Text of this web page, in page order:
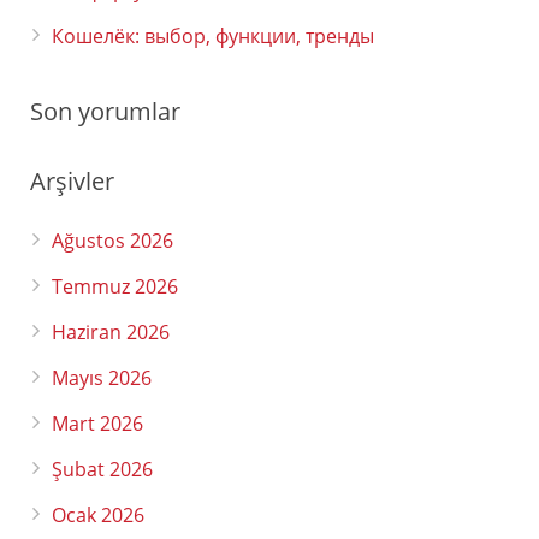
Кошелёк: выбор, функции, тренды
Son yorumlar
Arşivler
Ağustos 2026
Temmuz 2026
Haziran 2026
Mayıs 2026
Mart 2026
Şubat 2026
Ocak 2026